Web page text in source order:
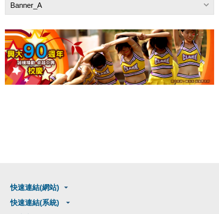
Banner_A
快速連結(網站)
快速連結(系統)